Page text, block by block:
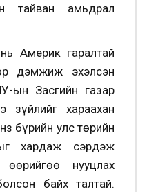
тайван амьдрал
Америк гаралтай
дэмжиж эхэлсэн
ын Засгийн газар
хараахан
бүрийн улс төрийн
хардаж сэрдэж
нууцлах
байх талтай.